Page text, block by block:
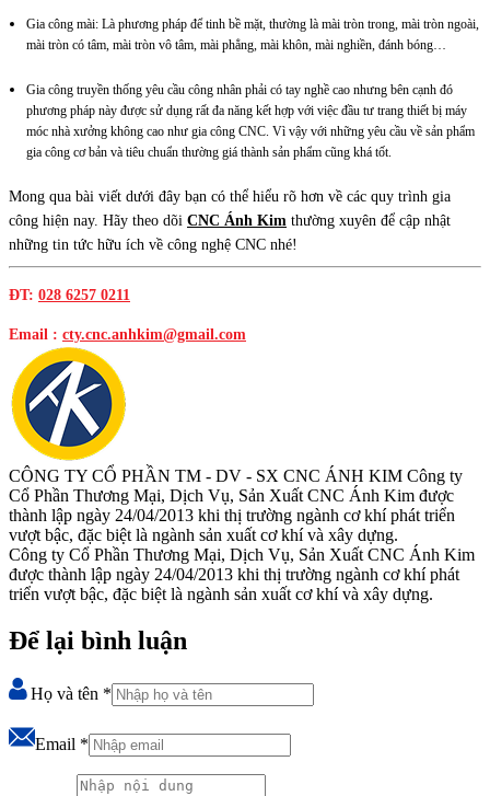
Gia công mài: Là phương pháp để tinh bề mặt, thường là mài tròn trong, mài tròn ngoài,
mài tròn có tâm, mài tròn vô tâm, mài phẳng, mài khôn, mài nghiền, đánh bóng…
Gia công truyền thống yêu cầu công nhân phải có tay nghề cao nhưng bên cạnh đó
phương pháp này được sử dụng rất đa năng kết hợp với việc đầu tư trang thiết bị máy
móc nhà xưởng không cao như gia công CNC. Vì vậy với những yêu cầu về sản phẩm
gia công cơ bản và tiêu chuẩn thường giá thành sản phẩm cũng khá tốt.
Mong qua bài viết dưới đây bạn có thể hiểu rõ hơn về các quy trình gia
công hiện nay. Hãy theo dõi CNC Ánh Kim thường xuyên để cập nhật
những tin tức hữu ích về công nghệ CNC nhé!
ĐT: 028 6257 0211
Email : cty.cnc.anhkim@gmail.com
CÔNG TY CỔ PHẦN TM - DV - SX CNC ÁNH KIM Công ty
Cổ Phần Thương Mại, Dịch Vụ, Sản Xuất CNC Ánh Kim được
thành lập ngày 24/04/2013 khi thị trường ngành cơ khí phát triển
vượt bậc, đặc biệt là ngành sản xuất cơ khí và xây dựng.
Công ty Cổ Phần Thương Mại, Dịch Vụ, Sản Xuất CNC Ánh Kim
được thành lập ngày 24/04/2013 khi thị trường ngành cơ khí phát
triển vượt bậc, đặc biệt là ngành sản xuất cơ khí và xây dựng.
Để lại bình luận
Họ và tên *
Email *